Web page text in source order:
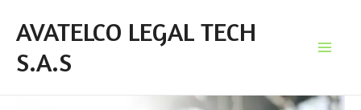
contenido
AVATELCO LEGAL TECH
S.A.S